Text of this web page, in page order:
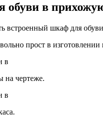
в
встроенный шкаф для
прост в изготовлении
на чертеже.